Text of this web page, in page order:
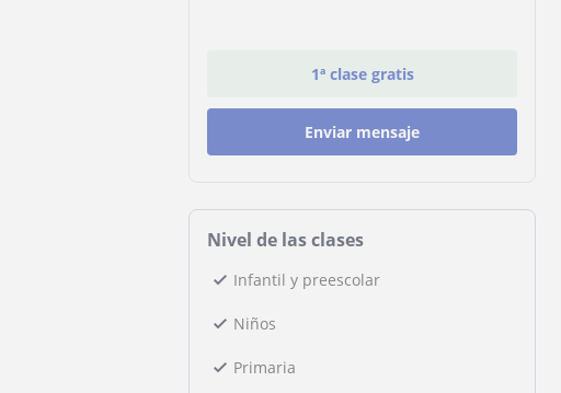
1ª clase gratis
Enviar mensaje
Nivel de las clases
Infantil y preescolar
Niños
Primaria